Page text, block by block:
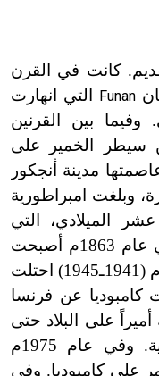
كانت في القرن
Funan
التي انهارت
وفيما بين القرنين
سيطر الخمير على
مدينة أنجكور
وبلغت امبراطورية
الميلادي، التي
ضمت لاوس وتايلند وفييتنام. وفي عام 1863م أصبحت
(1941ـ1945) احتلت
كامبوديا عن فرنسا
أميراً على البلاد حتى
عام 1970م، حيث ألغيت الملكية. وفي عام 1975م
على كامبوديا. وفي